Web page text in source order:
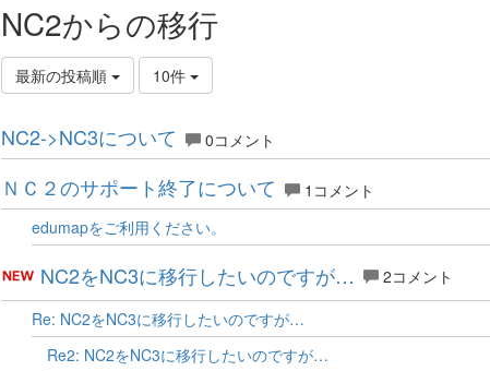
NC2からの移行
最新の投稿順 10件
NC2->NC3について 0コメント
ＮＣ２のサポート終了について 1コメント
edumapをご利用ください。
NC2をNC3に移行したいのですが… 2コメント
Re: NC2をNC3に移行したいのですが…
Re2: NC2をNC3に移行したいのですが…